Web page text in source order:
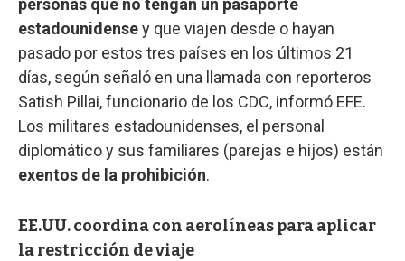
personas que no tengan un pasaporte
estadounidensey que viajen desde o hayan
pasado por estos tres países en los últimos 21
días, según señaló en una llamada con reporteros
Satish Pillai, funcionario de los CDC, informó EFE.
Los militares estadounidenses, el personal
diplomático y sus familiares (parejas e hijos) están
exentos de la prohibición.
EE.UU. coordina con aerolíneas para aplicar
la restricción de viaje